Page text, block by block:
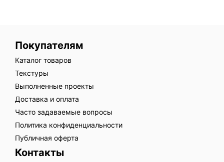
Покупателям
Каталог товаров
Текстуры
Выполненные проекты
Доставка и оплата
Часто задаваемые вопросы
Политика конфиденциальности
Публичная оферта
Контакты